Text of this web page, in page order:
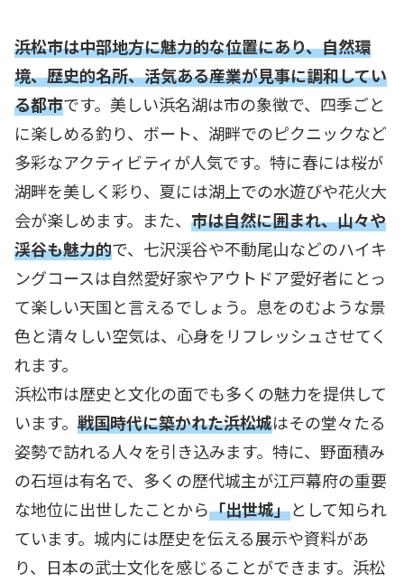
浜松市は中部地方に魅力的な位置にあり、自然環
境、歴史的名所、活気ある産業が見事に調和してい
る都市です。美しい浜名湖は市の象徴で、四季ごと
に楽しめる釣り、ボート、湖畔でのピクニックなど
多彩なアクティビティが人気です。特に春には桜が
湖畔を美しく彩り、夏には湖上での水遊びや花火大
会が楽しめます。また、市は自然に囲まれ、山々や
渓谷も魅力的で、七沢渓谷や不動尾山などのハイキ
ングコースは自然愛好家やアウトドア愛好者にとっ
て楽しい天国と言えるでしょう。息をのむような景
色と清々しい空気は、心身をリフレッシュさせてく
れます。
浜松市は歴史と文化の面でも多くの魅力を提供して
います。戦国時代に築かれた浜松城はその堂々たる
姿勢で訪れる人々を引き込みます。特に、野面積み
の石垣は有名で、多くの歴代城主が江戸幕府の重要
な地位に出世したことから「出世城」として知られ
ています。城内には歴史を伝える展示や資料があ
り、日本の武士文化を感じることができます。浜松